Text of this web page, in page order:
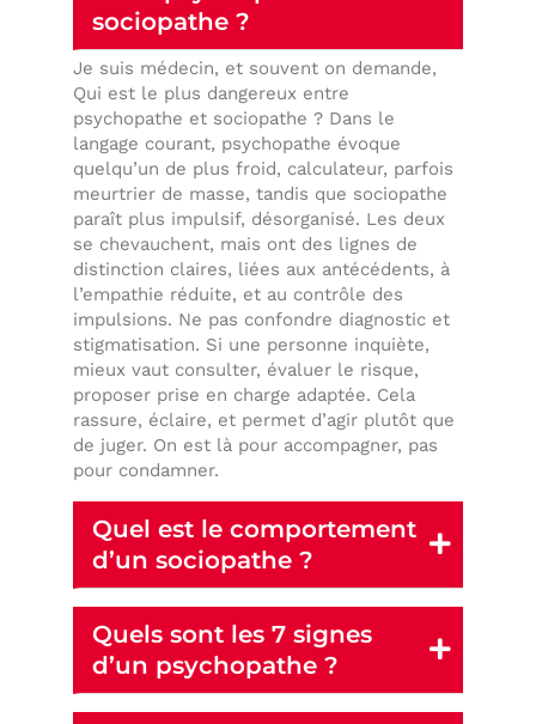
sociopathe ?
Je suis médecin, et souvent on demande,
Qui est le plus dangereux entre
psychopathe et sociopathe ? Dans le
langage courant, psychopathe évoque
quelqu’un de plus froid, calculateur, parfois
meurtrier de masse, tandis que sociopathe
paraît plus impulsif, désorganisé. Les deux
se chevauchent, mais ont des lignes de
distinction claires, liées aux antécédents, à
l’empathie réduite, et au contrôle des
impulsions. Ne pas confondre diagnostic et
stigmatisation. Si une personne inquiète,
mieux vaut consulter, évaluer le risque,
proposer prise en charge adaptée. Cela
rassure, éclaire, et permet d’agir plutôt que
de juger. On est là pour accompagner, pas
pour condamner.
Quel est le comportement
d’un sociopathe ?
Quels sont les 7 signes
d’un psychopathe ?